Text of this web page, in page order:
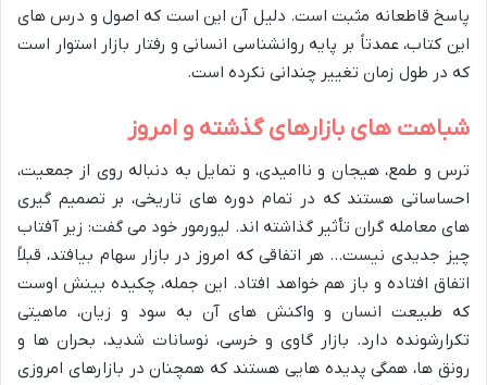
پاسخ قاطعانه مثبت است. دلیل آن این است که اصول و درس های
این کتاب، عمدتاً بر پایه روانشناسی انسانی و رفتار بازار استوار است
که در طول زمان تغییر چندانی نکرده است.
شباهت های بازارهای گذشته و امروز
ترس و طمع، هیجان و ناامیدی، و تمایل به دنباله روی از جمعیت،
احساساتی هستند که در تمام دوره های تاریخی، بر تصمیم گیری
های معامله گران تأثیر گذاشته اند. لیورمور خود می گفت: زیر آفتاب
چیز جدیدی نیست… هر اتفاقی که امروز در بازار سهام بیافتد، قبلاً
اتفاق افتاده و باز هم خواهد افتاد. این جمله، چکیده بینش اوست
که طبیعت انسان و واکنش های آن به سود و زیان، ماهیتی
تکرارشونده دارد. بازار گاوی و خرسی، نوسانات شدید، بحران ها و
رونق ها، همگی پدیده هایی هستند که همچنان در بازارهای امروزی